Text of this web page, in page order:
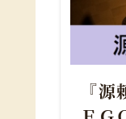
『